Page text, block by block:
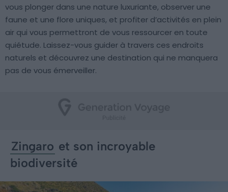
vous plonger dans une nature luxuriante, observer une
faune et une flore uniques, et profiter d’activités en plein
air qui vous permettront de vous ressourcer en toute
quiétude. Laissez-vous guider à travers ces endroits
naturels et découvrez une destination qui ne manquera
pas de vous émerveiller.
Zingaro et son incroyable
biodiversité